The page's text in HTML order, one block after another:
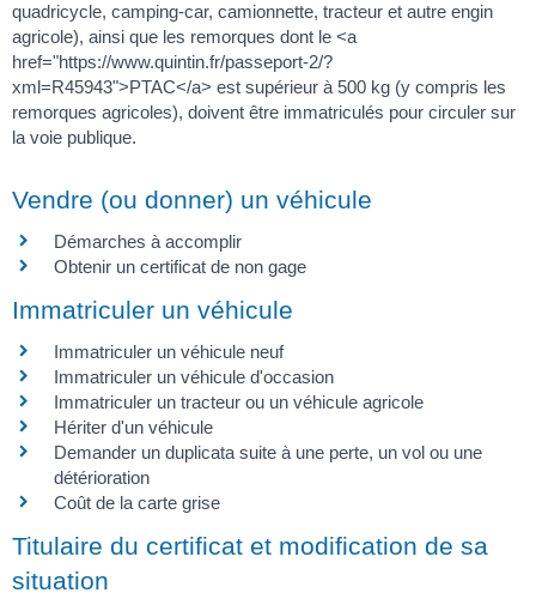
quadricycle, camping-car, camionnette, tracteur et autre engin
agricole), ainsi que les remorques dont le <a
href="https://www.quintin.fr/passeport-2/?
xml=R45943">PTAC</a> est supérieur à 500 kg (y compris les
remorques agricoles), doivent être immatriculés pour circuler sur
la voie publique.
Vendre (ou donner) un véhicule
Démarches à accomplir
Obtenir un certificat de non gage
Immatriculer un véhicule
Immatriculer un véhicule neuf
Immatriculer un véhicule d'occasion
Immatriculer un tracteur ou un véhicule agricole
Hériter d'un véhicule
Demander un duplicata suite à une perte, un vol ou une
détérioration
Coût de la carte grise
Titulaire du certificat et modification de sa
situation